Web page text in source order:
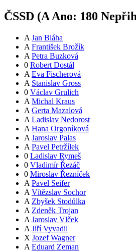
ČSSD (AAno: 180
A Jan Bláha
A František Brožík
A Petra Buzková
0 Robert Dostál
A Eva Fischerová
A Stanislav Gross
0 Václav Grulich
A Michal Kraus
A Gerta Mazalová
A Ladislav Nedorost
A Hana Orgoníková
A Jaroslav Palas
A Pavel Petržílek
0 Ladislav Rymeš
0 Vladimír Řezáč
0 Miroslav Řezníček
A Pavel Seifer
A Vítězslav Sochor
A Zbyšek Stodůlka
A Zdeněk Trojan
A Jaroslav Vlček
A Jiří Vyvadil
X Jozef Wagner
A Eduard Zeman